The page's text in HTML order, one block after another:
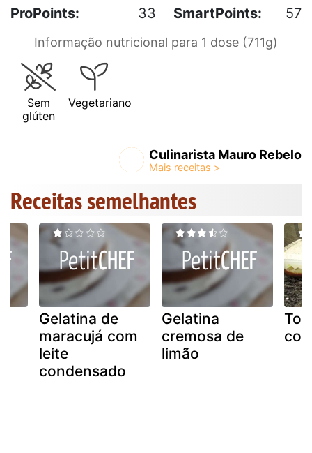
ProPoints:
33 SmartPoints: 57
Informação nutricional para 1 dose (711g)
Sem
glúten
Vegetariano
Culinarista Mauro Rebelo
Receitas semelhantes
Gelatina de
maracujá com
leite
condensado
Gelatina
cremosa de
limão